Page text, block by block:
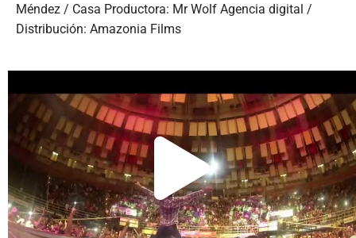
Méndez / Casa Productora: Mr Wolf Agencia digital /
Distribución: Amazonia Films